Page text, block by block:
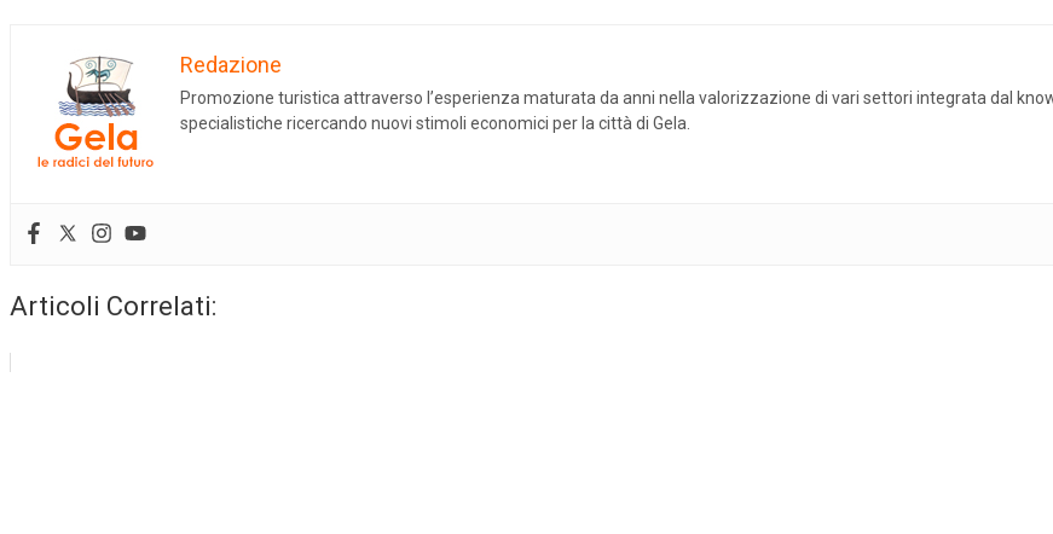
Redazione
Promozione turistica attraverso l’esperienza maturata da anni nella valorizzazione di vari settori integrata dal
specialistiche ricercando nuovi stimoli economici per la città di Gela.
Articoli Correlati: